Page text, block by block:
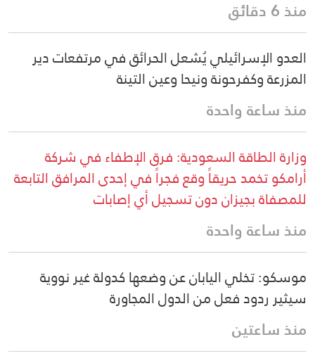
منذ 6 دقائق
العدو الإسرائيلي يُشعل الحرائق في مرتفعات دير
المزرعة وكفرحونة ونيحا وعين التينة
منذ ساعة واحدة
وزارة الطاقة السعودية: فرق الإطفاء في شركة
أرامكو تخمد حريقاً وقع فجراً في إحدى المرافق التابعة
للمصفاة بجيزان دون تسجيل أي إصابات
منذ ساعة واحدة
موسكو: تخلي اليابان عن وضعها كدولة غير نووية
سيثير ردود فعل من الدول المجاورة
منذ ساعتين